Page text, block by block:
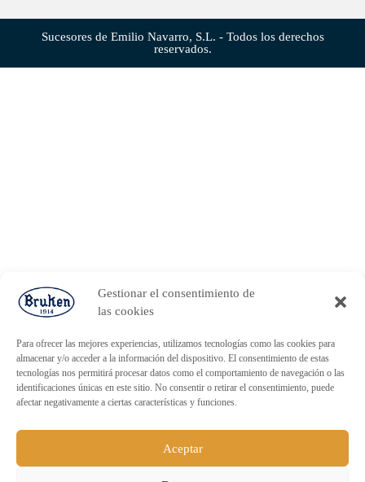
Gestionar el consentimiento de
las cookies
Para ofrecer las mejores experiencias, utilizamos tecnologías como las cookies para
almacenar y/o acceder a la información del dispositivo. El consentimiento de estas
tecnologías nos permitirá procesar datos como el comportamiento de navegación o las
identificaciones únicas en este sitio. No consentir o retirar el consentimiento, puede
afectar negativamente a ciertas características y funciones.
Aceptar
Sucesores de Emilio Navarro, S.L. - Todos los derechos
reservados.